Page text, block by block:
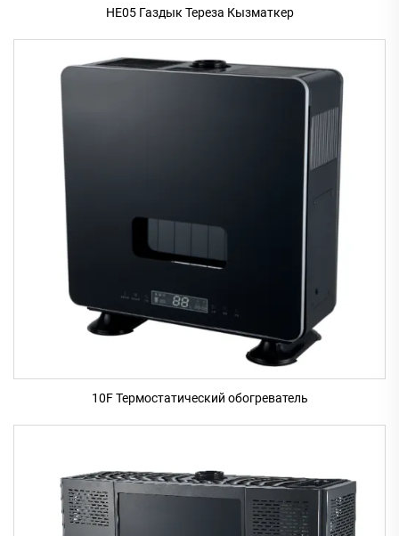
HE05 Газдык Тереза Кызматкер
10F Термостатический обогреватель